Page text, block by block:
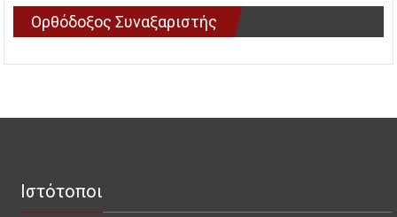
Ορθόδοξος Συναξαριστής
Ιστότοποι